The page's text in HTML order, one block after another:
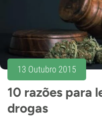
13 Outubro 2015
10 razões para
drogas